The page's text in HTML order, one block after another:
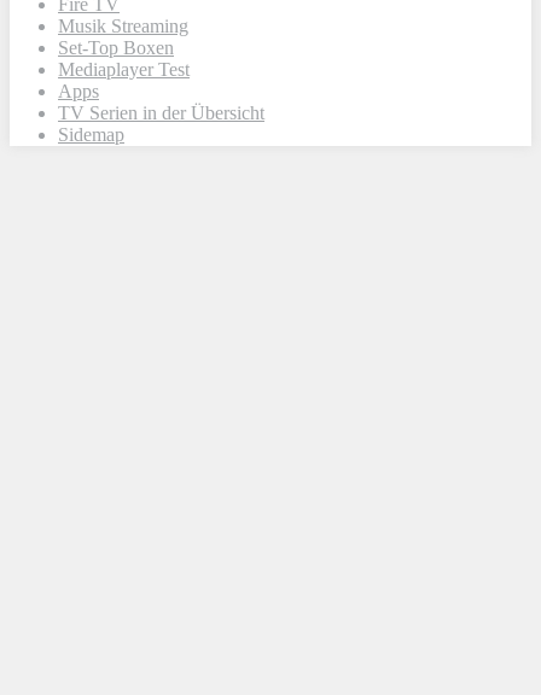
Musik Streaming
Set-Top Boxen
Mediaplayer Test
Apps
TV Serien in der Übersicht
Sidemap